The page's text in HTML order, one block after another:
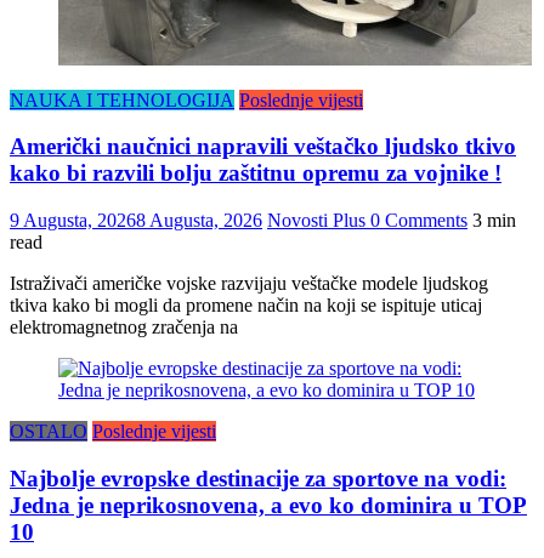
NAUKA I TEHNOLOGIJA Poslednje vijesti
Američki naučnici napravili veštačko ljudsko tkivo
kako bi razvili bolju zaštitnu opremu za vojnike !
9 Augusta, 20268 Augusta, 2026 Novosti Plus 0 Comments 3 min
read
Istraživači američke vojske razvijaju veštačke modele ljudskog
tkiva kako bi mogli da promene način na koji se ispituje uticaj
elektromagnetnog zračenja na
OSTALO Poslednje vijesti
Najbolje evropske destinacije za sportove na vodi:
Jedna je neprikosnovena, a evo ko dominira u TOP
10